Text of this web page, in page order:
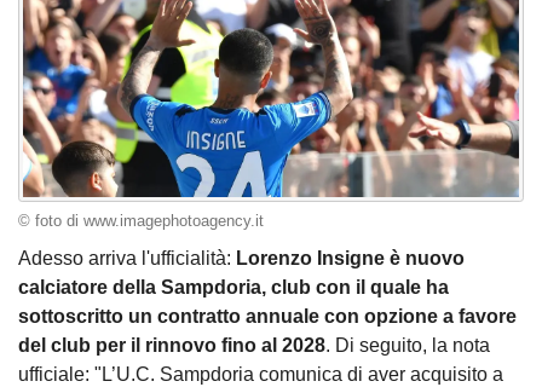
© foto di www.imagephotoagency.it
Adesso arriva l'ufficialità: Lorenzo Insigne è nuovo
calciatore della Sampdoria, club con il quale ha
sottoscritto un contratto annuale con opzione a favore
del club per il rinnovo fino al 2028. Di seguito, la nota
ufficiale: "L’U.C. Sampdoria comunica di aver acquisito a